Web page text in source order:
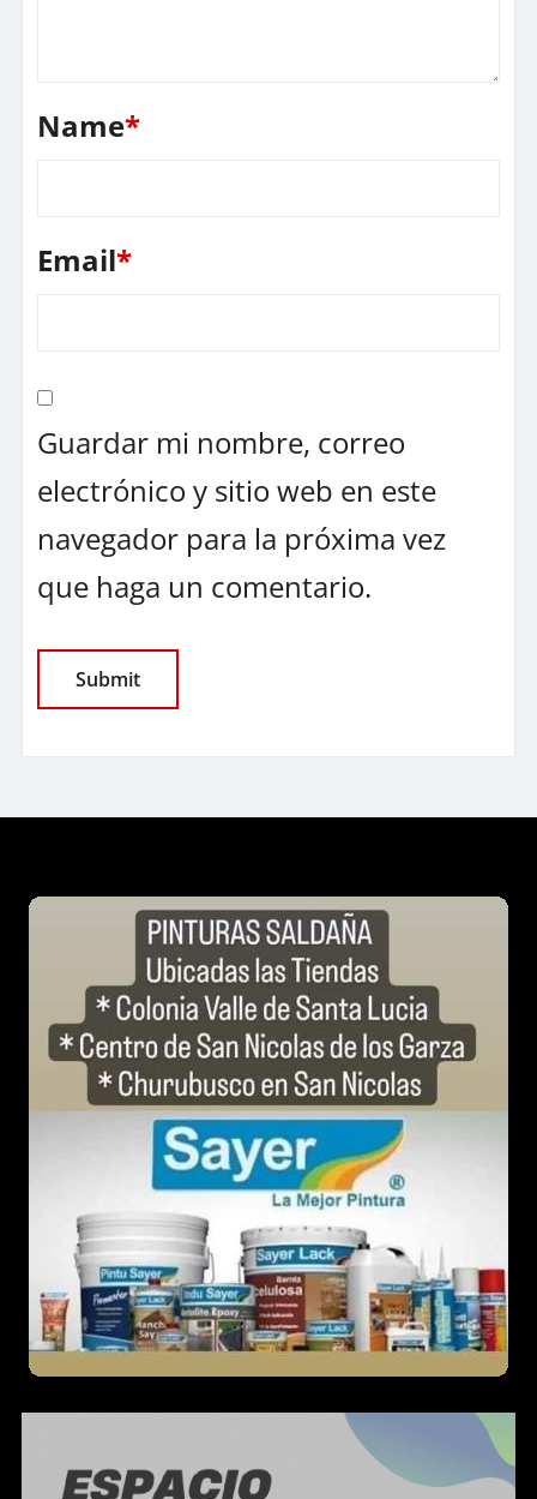
Name*
Email*
Guardar mi nombre, correo
electrónico y sitio web en este
navegador para la próxima vez
que haga un comentario.